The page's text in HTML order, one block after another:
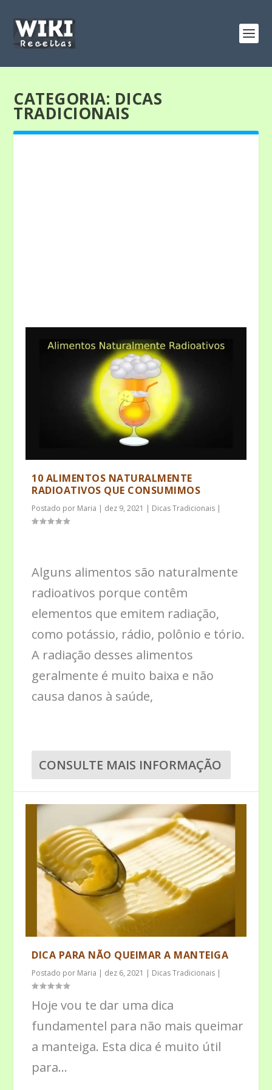
CATEGORIA: DICAS
TRADICIONAIS
10 ALIMENTOS NATURALMENTE
RADIOATIVOS QUE CONSUMIMOS
Postado por Maria | dez 9, 2021 | Dicas Tradicionais |
Alguns alimentos são naturalmente
radioativos porque contêm
elementos que emitem radiação,
como potássio, rádio, polônio e tório.
A radiação desses alimentos
geralmente é muito baixa e não
causa danos à saúde,
CONSULTE MAIS INFORMAÇÃO
DICA PARA NÃO QUEIMAR A MANTEIGA
Postado por Maria | dez 6, 2021 | Dicas Tradicionais |
Hoje vou te dar uma dica
fundamentel para não mais queimar
a manteiga. Esta dica é muito útil
para...